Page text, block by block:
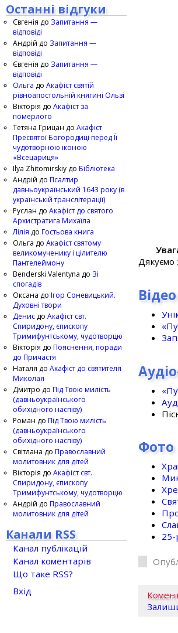
Дякуємо
Відео
Фото
25-
Останні відгуки
Євгенія до Запитання —
відповіді
Андрій до Запитання —
відповіді
Євгенія до Запитання —
відповіді
Ольга до Акафіст святій
рівноапостольній княгині Ользі
Вікторія до Акафіст за
померлого
Тетяна Грицан до Акафіст
Пресвятої Богородиці перед Її
чудотворною іконою
«Всецариця»
Ilya Zhitomirskiy до Бібліотека
Андрій до Псалтир
давньоукраїнський 1643 року (в
українській транслітерації)
Руслан до Акафіст до святого
Архистратига Михаїла
Лілія до Гостьова книга
Ольга до Акафіст святому
великомученику і цілителю
Пантелеймону
Benderski Valentyna до Зі
спогадів
Оксана до Ігор Соневицький.
Духовні твори
Денис до Акафіст свт.
Спиридону, єпископу
Тримифунтському, чудотворцю
Вікторія до Пояснення, поради
до Причастя
Наталя до Акафіст до святителя
Миколая
Дмитро до Під Твою милість
(давньоукраїнського
обихідного наспіву)
Роман до Під Твою милість
(давньоукраїнського
обихідного наспіву)
Світлана до Православний
молитовник для дітей
Вікторія до Акафіст свт.
Спиридону, єпископу
Тримифунтському, чудотворцю
Андрій до Православний
молитовник для дітей
Канали RSS
Канал публікацій
Канал коментарів
Що таке RSS?
Вхід